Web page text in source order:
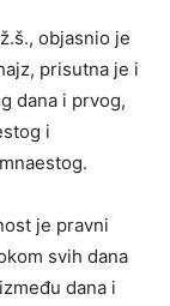
objasnio je
prisutna je i
dana i prvog,
i
je pravni
svih dana
dana i